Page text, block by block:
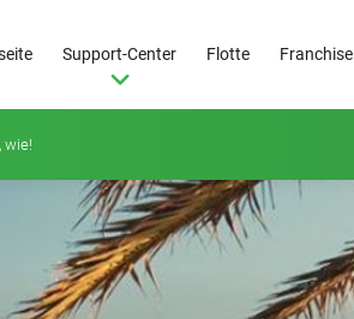
Support-Center Flotte Franchise
, wie!